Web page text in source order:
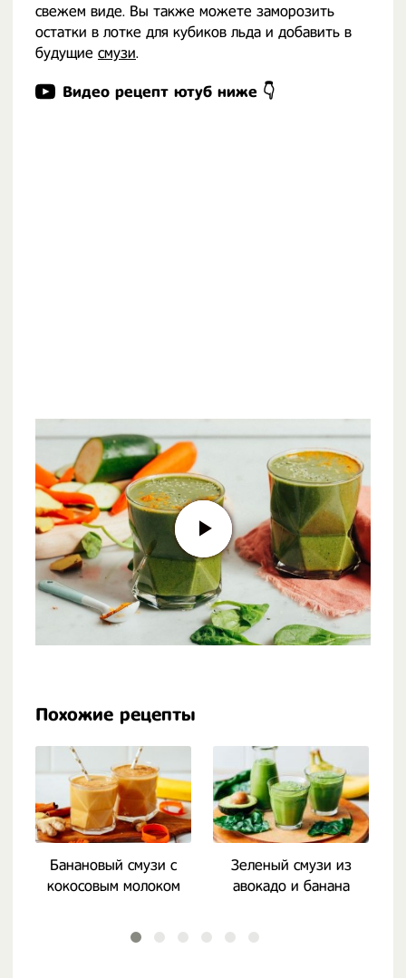
свежем виде. Вы также можете заморозить
остатки в лотке для кубиков льда и добавить в
будущие смузи.
Видео рецепт ютуб ниже 👇
Похожие рецепты
Банановый смузи с
кокосовым молоком
Зеленый смузи из
авокадо и банана